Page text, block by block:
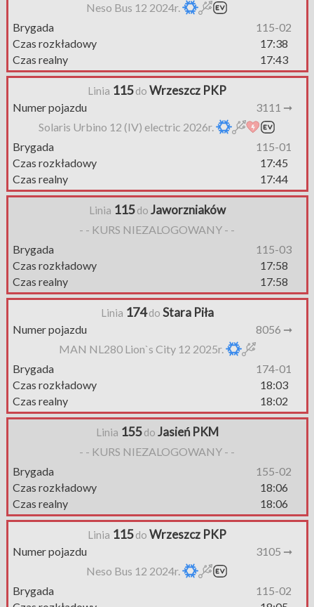
Neso Bus 12 2024r.
Brygada
115-02
Czas rozkładowy
17:38
Czas realny
17:43
Linia 115do Wrzeszcz PKP
Numer pojazdu
3111 ➞
Solaris Urbino 12 (IV) electric 2026r.
Brygada
115-01
Czas rozkładowy
17:45
Czas realny
17:44
Linia 115do Jaworzniaków
- - KURS NIEZALOGOWANY - -
Brygada
115-03
Czas rozkładowy
17:58
Czas realny
17:58
Linia 174do Stara Piła
Numer pojazdu
8056 ➞
MAN NL280 Lion`s City 12 2025r.
Brygada
174-01
Czas rozkładowy
18:03
Czas realny
18:02
Linia 155do Jasień PKM
- - KURS NIEZALOGOWANY - -
Brygada
155-02
Czas rozkładowy
18:06
Czas realny
18:06
Linia 115do Wrzeszcz PKP
Numer pojazdu
3105 ➞
Neso Bus 12 2024r.
Brygada
115-02